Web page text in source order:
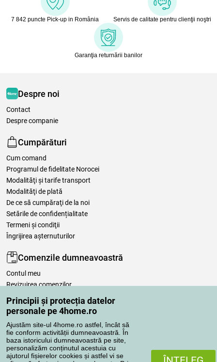
Principii și protecția datelor
personale pe 4home.ro
Ajustăm site-ul 4home.ro astfel, încât să
fie conform activității dumneavoastră. În
baza istoricului dumneavoastră pe site,
personalizăm conținutul acestuia cu
ajutorul fișierelor cookies și astfel vi se
7 842 puncte Pick-up in România Servis de calitate pentru clienţii noştri
Garanţia returnării banilor
Despre noi
Contact
Despre companie
Cumpărături
Cum comand
Programul de fidelitate Norocei
Modalităţi şi tarife transport
Modalităţi de plată
De ce să cumpăraţi de la noi
Setările de confidențialitate
Termeni şi condiţii
Îngrijirea așternuturilor
Comenzile dumneavoastră
Contul meu
Revizuirea comenzilor
Reclamaţii
Retragere de la contract
Regulile de procesare a recenziilor
Metode de transport